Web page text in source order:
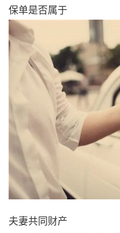
保单是否属于
夫妻共同财产